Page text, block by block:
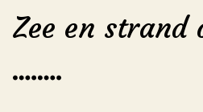
Zee en strand